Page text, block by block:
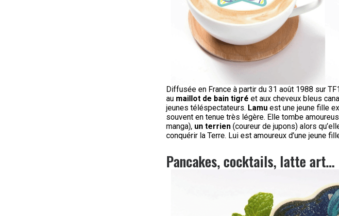
Diffusée en France à partir du 31 août 1988 sur
au maillot de bain tigré et aux cheveux bleus
jeunes téléspectateurs. Lamu est une jeune fille
souvent en tenue très légère. Elle tombe
manga), un terrien (coureur de jupons) alors
conquérir la Terre. Lui est amoureux d’une jeune
Pancakes, cocktails, latte art…